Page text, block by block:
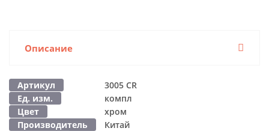
Описание
Артикул
3005 CR
Ед. изм.
компл
Цвет
хром
Производитель
Китай